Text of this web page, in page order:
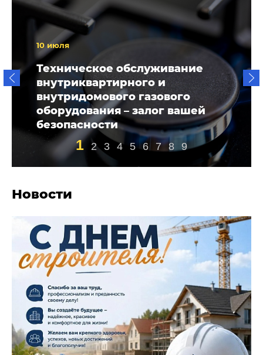
10 июля
Техническое обслуживание
внутриквартирного и
внутридомового газового
оборудования – залог вашей
безопасности
1 2 3 4 5 6 7 8 9
Новости